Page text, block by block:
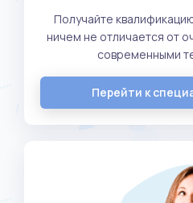
Получайте
ничем не отличается от
современными
Перейти к